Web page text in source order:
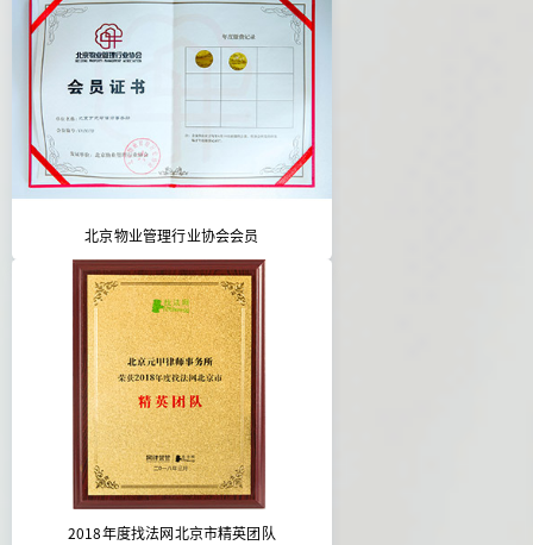
北京物业管理行业协会会员
2018年度找法网北京市精英团队